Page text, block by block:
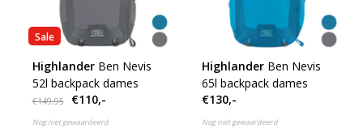
Sale
Highlander Ben Nevis
52l backpack dames
€149,95 €110,-
Nog niet gewaardeerd
Highlander Ben Nevis
65l backpack dames
€130,-
Nog niet gewaardeerd